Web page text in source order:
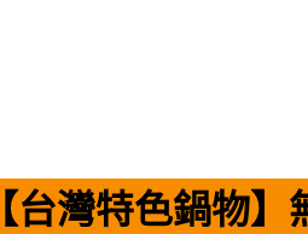
台灣特色鍋物